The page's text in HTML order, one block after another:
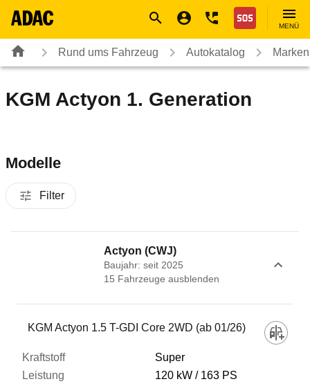
Nothilfe
MENÜ
Rund ums Fahrzeug Autokatalog
KGM Actyon 1. Generation
Modelle
Filter
Actyon (CWJ)
Baujahr: seit 2025
15 Fahrzeuge ausblenden
Fahrzeug
Kraftstoff
KGM Actyon 1.5 T-GDI Core 2WD (ab 01/26)
Super
120 kW
163 PS